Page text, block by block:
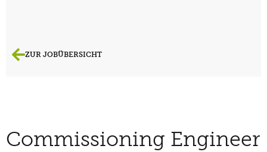
ZUR JOBÜBERSICHT
Commissioning Engineer